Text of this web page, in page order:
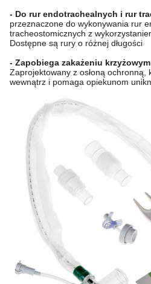
- Do rur endotrachealnych i rur
przeznaczone do wykonywania rur
tracheostomicznych z
Dostępne są rury o różnej długości
- Zapobiega zakażeniu krzyżowym
Zaprojektowany z osłoną ochronną,
wewnątrz i pomaga opiekunom